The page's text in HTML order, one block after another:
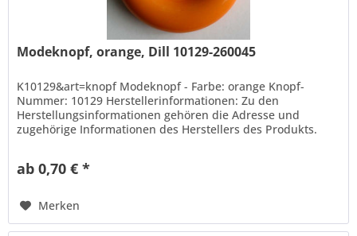
Modeknopf, orange, Dill 10129-260045
K10129&art=knopf Modeknopf - Farbe: orange Knopf-
Nummer: 10129 Herstellerinformationen: Zu den
Herstellungsinformationen gehören die Adresse und
zugehörige Informationen des Herstellers des Produkts.
ab 0,70 € *
Merken